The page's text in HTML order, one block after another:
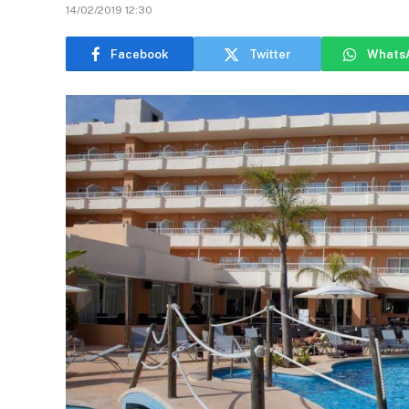
14/02/2019 12:30
Facebook Twitter